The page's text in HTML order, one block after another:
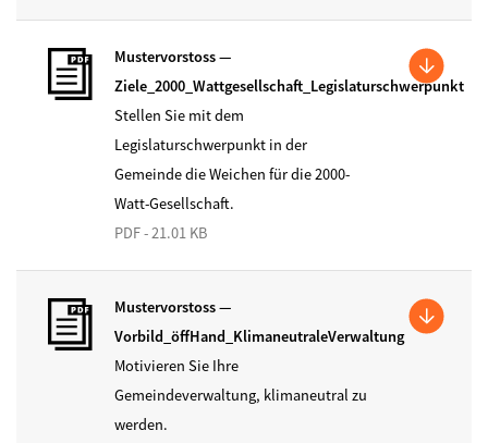
Mustervorstoss —
Ziele_2000_Wattgesellschaft_Legislaturschwerpunkt
Stellen Sie mit dem
Legislaturschwerpunkt in der
Gemeinde die Weichen für die 2000-
Watt-Gesellschaft.
PDF - 21.01 KB
Mustervorstoss —
Vorbild_öffHand_KlimaneutraleVerwaltung
Motivieren Sie Ihre
Gemeindeverwaltung, klimaneutral zu
werden.